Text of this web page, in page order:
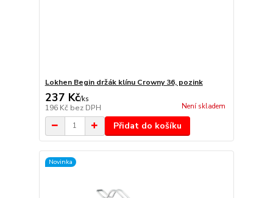
Lokhen Begin držák klínu Crowny 36, pozink
237 Kč/ks
196 Kč bez DPH Není skladem
Přidat do košíku
Novinka